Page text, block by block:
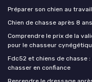
Préparer son chien au
Chien de chasse après 8
Comprendre le prix de la
pour le chasseur
Fdc52 et chiens de chasse
chasser en confiance